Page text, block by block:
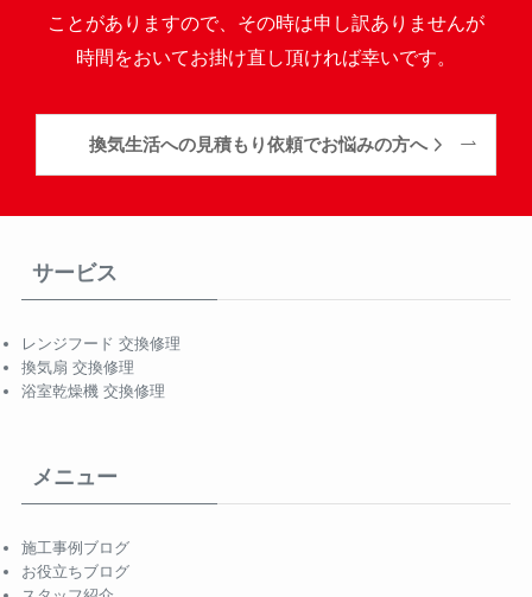
ことがありますので、その時は申し訳ありませんが
時間をおいてお掛け直し頂ければ幸いです。
換気生活への見積もり依頼でお悩みの方へ
サービス
レンジフード 交換修理
換気扇 交換修理
浴室乾燥機 交換修理
メニュー
施工事例ブログ
お役立ちブログ